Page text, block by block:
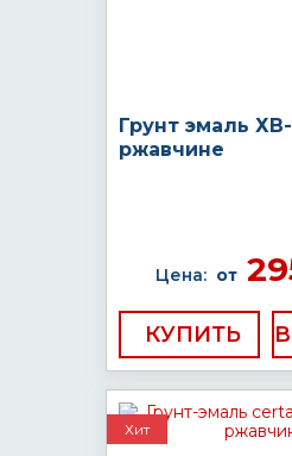
Грунт эмаль
ржавчине
Цена: от
КУПИТЬ
Хит